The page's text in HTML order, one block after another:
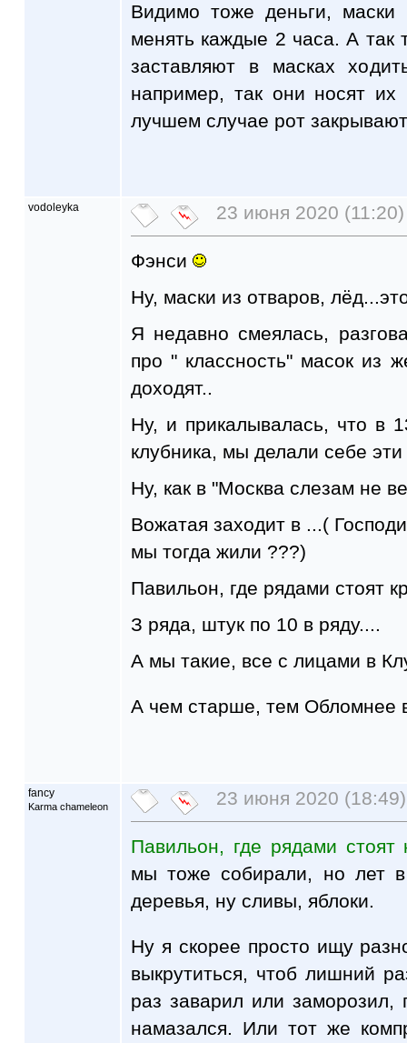
Видимо тоже деньги,
менять каждые 2 часа. А так
заставляют в масках
например, так они носят
лучшем случае рот
vodoleyka 23 июня 2020 (11:20)
Фэнси
Ну, маски из отваров,
Я недавно смеялась,
про " классность" масок из
доходят..
Ну, и прикалывалась, что в
клубника, мы делали себе
Ну, как в "Москва слезам не
Вожатая заходит в ...(
мы тогда жили ???)
Павильон, где рядами стоят
З ряда, штук по 10 в ряду....
А мы такие, все с лицами в
А чем старше, тем Обломнее
fancy
Karma chameleon 23 июня 2020 (18:49)
Павильон, где рядами стоят
мы тоже собирали, но лет
деревья, ну сливы, яблоки.
Ну я скорее просто ищу
выкрутиться, чтоб лишний
раз заварил или заморозил,
намазался. Или тот же